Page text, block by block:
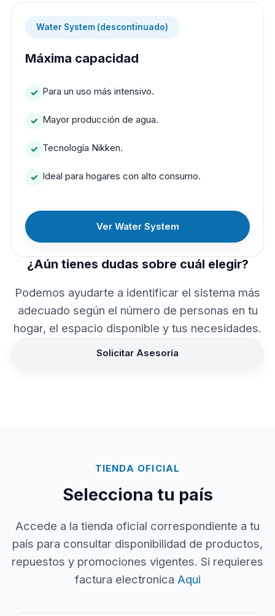
Water System (descontinuado)
Máxima capacidad
Para un uso más intensivo.
Mayor producción de agua.
Tecnología Nikken.
Ideal para hogares con alto consumo.
Ver Water System
¿Aún tienes dudas sobre cuál elegir?
Podemos ayudarte a identificar el sistema más
adecuado según el número de personas en tu
hogar, el espacio disponible y tus necesidades.
Solicitar Asesoría
TIENDA OFICIAL
Selecciona tu país
Accede a la tienda oficial correspondiente a tu
país para consultar disponibilidad de productos,
repuestos y promociones vigentes. Si requieres
factura electronica Aqui